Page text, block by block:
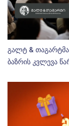
გალტ &
ბაზრის კვლევა